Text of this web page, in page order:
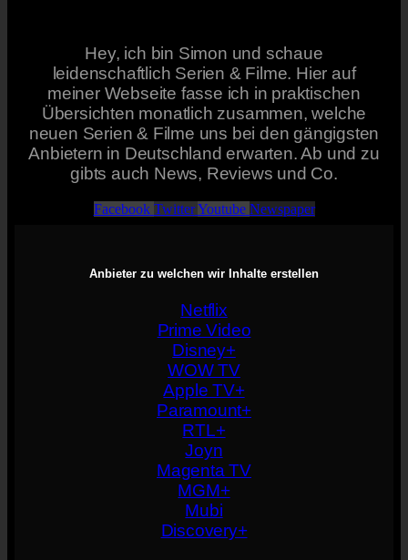
Hey, ich bin Simon und schaue
leidenschaftlich Serien & Filme. Hier auf
meiner Webseite fasse ich in praktischen
Übersichten monatlich zusammen, welche
neuen Serien & Filme uns bei den gängigsten
Anbietern in Deutschland erwarten. Ab und zu
gibts auch News, Reviews und Co.
Facebook Twitter Youtube Newspaper
Anbieter zu welchen wir Inhalte erstellen
Netflix
Prime Video
Disney+
WOW TV
Apple TV+
Paramount+
RTL+
Joyn
Magenta TV
MGM+
Mubi
Discovery+